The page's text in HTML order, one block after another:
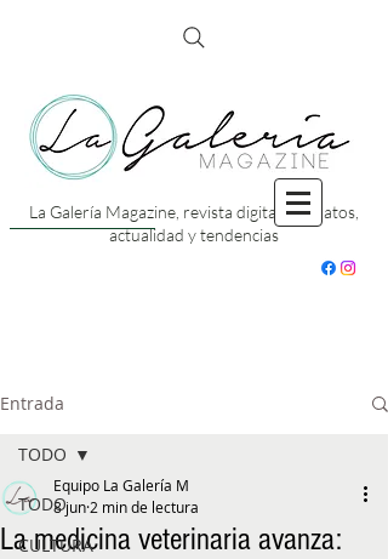
La Galería Magazine, revista digital con datos,
actualidad y tendencias
Entrada
TODO
CULTURA
TODO
La medicina veterinaria avanza:
Equipo La Galería M
8 jun 2 min de lectura